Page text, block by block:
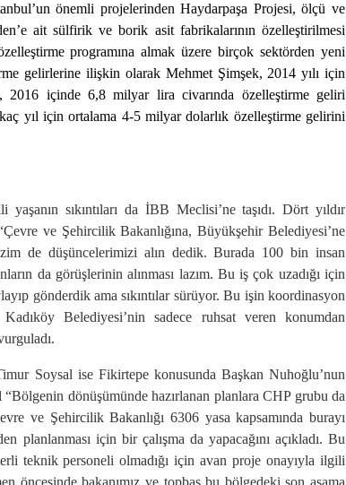
önemli projelerinden Haydarpaşa Projesi, ölçü ve
ait sülfirik ve borik asit fabrikalarının özelleştirilmesi
programına almak üzere birçok sektörden yeni
gelirlerine ilişkin olarak Mehmet Şimşek, 2014 yılı için
içinde 6,8 milyar lira civarında özelleştirme geliri
yıl için ortalama 4-5 milyar dolarlık özelleştirme gelirini
sıkıntıları da İBB Meclisi’ne taşıdı. Dört yıldır
ve Şehircilik Bakanlığına, Büyükşehir Belediyesi’ne
de düşüncelerimizi alın dedik. Burada 100 bin insan
da görüşlerinin alınması lazım. Bu iş çok uzadığı için
gönderdik ama sıkıntılar sürüyor. Bu işin koordinasyon
Belediyesi’nin sadece ruhsat veren konumdan
Soysal ise Fikirtepe konusunda Başkan Nuhoğlu’nun
dönüşümünde hazırlanan planlara CHP grubu da
ve Şehircilik Bakanlığı 6306 yasa kapsamında burayı
planlanması için bir çalışma da yapacağını açıkladı. Bu
teknik personeli olmadığı için avan proje onayıyla ilgili
öncesinde bakanımız ve topbaş bu bölgedeki son aşama